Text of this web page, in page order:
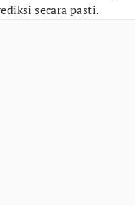
secara pasti.